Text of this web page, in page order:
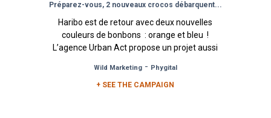
Préparez-vous, 2 nouveaux crocos débarquent...
Haribo est de retour avec deux nouvelles
couleurs de bonbons : orange et bleu !
L’agence Urban Act propose un projet aussi
Wild Marketing- Phygital
+ SEE THE CAMPAIGN